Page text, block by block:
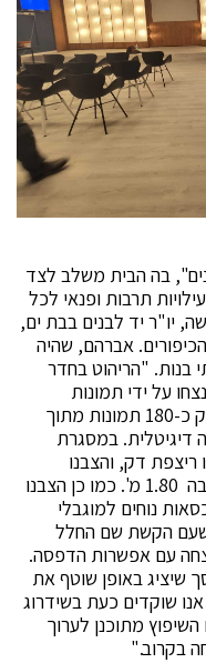
בה הבית משלב לצד
תרבות ופנאי לכל
יו"ר יד לבנים בבת ים,
אברהם, שהיה
בנות. "הריהוט בחדר
הונצחו על ידי תמונות
אישיות, מספר בן משה. לצערי היו לנו רק כ-180 תמונות מתוך
דיגיטלית. במסגרת
ריצפת דק, והצבנו
ארבעה מסכי טאצ' ברוחב 49 אינץ' בגובה 1.80 מ'. כמו כן הצבנו
כסאות נוחים למוגבלי
שעם הקשת שם החלל
עם אפשרות הדפסה.
שיציג באופן שוטף את
שוקדים כעת בשידרוג
מתוכנן לערוך
בקרוב."